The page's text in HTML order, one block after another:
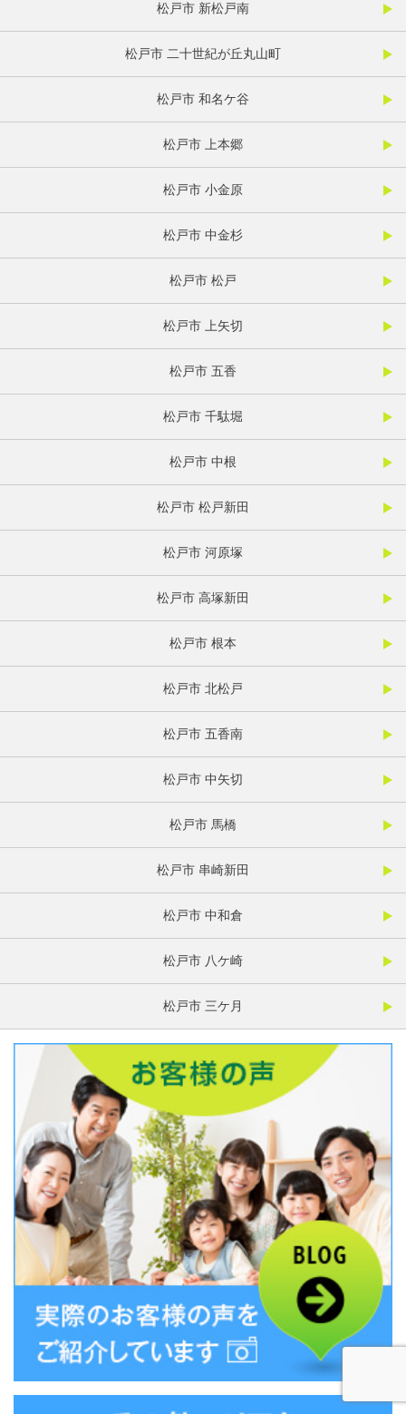
松戸市 新松戸南
松戸市 二十世紀が丘丸山町
松戸市 和名ケ谷
松戸市 上本郷
松戸市 小金原
松戸市 中金杉
松戸市 松戸
松戸市 上矢切
松戸市 五香
松戸市 千駄堀
松戸市 中根
松戸市 松戸新田
松戸市 河原塚
松戸市 高塚新田
松戸市 根本
松戸市 北松戸
松戸市 五香南
松戸市 中矢切
松戸市 馬橋
松戸市 串崎新田
松戸市 中和倉
松戸市 八ケ崎
松戸市 三ケ月